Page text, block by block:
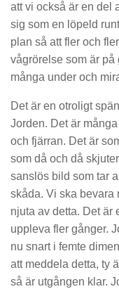
att vi också är en del
sig som en löpeld
plan så att fler och
vågrörelse som är på
många under och
Det är en otroligt
Jorden. Det är
och fjärran. Det är
som då och då
sanslös bild som tar
skåda. Vi ska bevara
njuta av detta. Det är
uppleva fler gånger.
nu snart i femte
att meddela detta, ty
så är utgången klar.